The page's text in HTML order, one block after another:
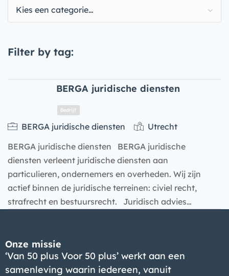
Kies een categorie…
Filter by tag:
BERGA juridische diensten
Bedrijf
BERGA juridische diensten
Utrecht
BERGA juridische diensten BERGA juridische
diensten verleent juridische diensten aan
particulieren, ondernemers en overheden. Wij zijn
actief binnen de juridische terreinen: civiel recht,
strafrecht en bestuursrecht. Juridisch advies…
Onze missie
‘Van 50 plus Voor 50 plus’ werkt aan een
samenleving waarin iedereen, vanuit